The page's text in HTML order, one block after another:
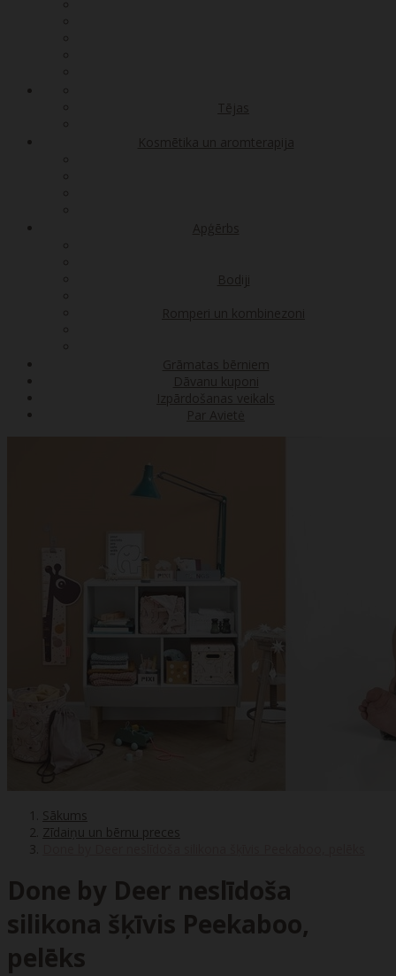
Tējas
Kosmētika un aromterapija
Apģērbs
Bodiji
Romperi un kombinezoni
Grāmatas bērniem
Dāvanu kuponi
Izpārdošanas veikals
Par Avietė
Sākums
Zīdaiņu un bērnu preces
Done by Deer neslīdoša
silikona šķīvis Peekaboo,
pelēks